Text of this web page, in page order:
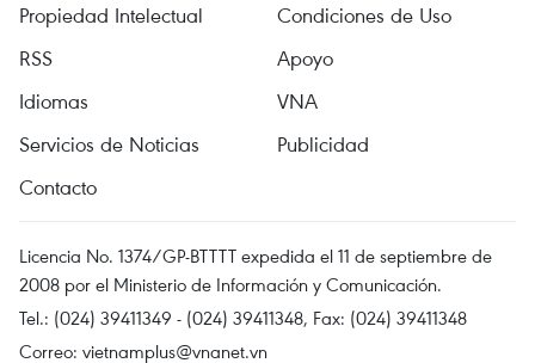
Propiedad Intelectual
Condiciones de Uso
RSS
Apoyo
Idiomas
VNA
Servicios de Noticias
Publicidad
Contacto
Licencia No. 1374/GP-BTTTT expedida el 11 de septiembre de
2008 por el Ministerio de Información y Comunicación.
Tel.: (024) 39411349 - (024) 39411348, Fax: (024) 39411348
Correo: vietnamplus@vnanet.vn